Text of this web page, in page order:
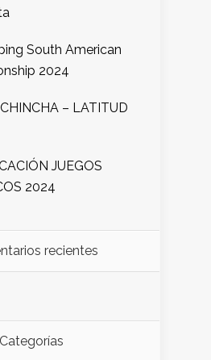
South American
2024
– LATITUD
JUEGOS
2024
recientes
Categorías